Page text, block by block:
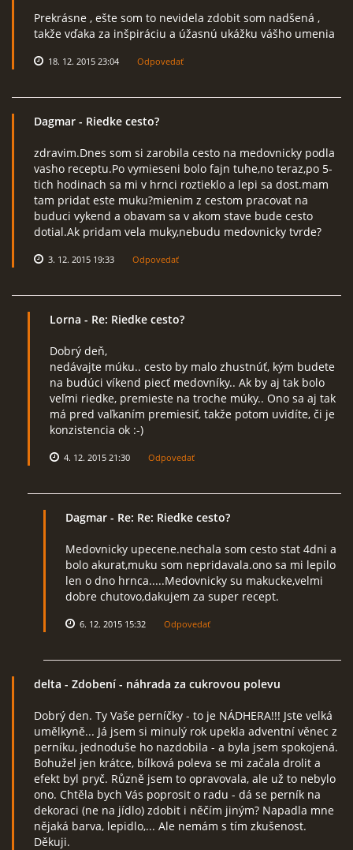
Prekrásne , ešte som to nevidela zdobit som nadšená ,
takže vďaka za inšpiráciu a úžasnú ukážku vášho umenia
18. 12. 2015 23:04 Odpovedať
Dagmar - Riedke cesto?
zdravim.Dnes som si zarobila cesto na medovnicky podla
vasho receptu.Po vymieseni bolo fajn tuhe,no teraz,po 5-
tich hodinach sa mi v hrnci roztieklo a lepi sa dost.mam
tam pridat este muku?mienim z cestom pracovat na
buduci vykend a obavam sa v akom stave bude cesto
dotial.Ak pridam vela muky,nebudu medovnicky tvrde?
3. 12. 2015 19:33 Odpovedať
Lorna - Re: Riedke cesto?
Dobrý deň,
nedávajte múku.. cesto by malo zhustnúť, kým budete
na budúci víkend piecť medovníky.. Ak by aj tak bolo
veľmi riedke, premieste na troche múky.. Ono sa aj tak
má pred vaľkaním premiesiť, takže potom uvidíte, či je
konzistencia ok :-)
4. 12. 2015 21:30 Odpovedať
Dagmar - Re: Re: Riedke cesto?
Medovnicky upecene.nechala som cesto stat 4dni a
bolo akurat,muku som nepridavala.ono sa mi lepilo
len o dno hrnca.....Medovnicky su makucke,velmi
dobre chutovo,dakujem za super recept.
6. 12. 2015 15:32 Odpovedať
delta - Zdobení - náhrada za cukrovou polevu
Dobrý den. Ty Vaše perníčky - to je NÁDHERA!!! Jste velká
umělkyně... Já jsem si minulý rok upekla adventní věnec z
perníku, jednoduše ho nazdobila - a byla jsem spokojená.
Bohužel jen krátce, bílková poleva se mi začala drolit a
efekt byl pryč. Různě jsem to opravovala, ale už to nebylo
ono. Chtěla bych Vás poprosit o radu - dá se perník na
dekoraci (ne na jídlo) zdobit i něčím jiným? Napadla mne
nějaká barva, lepidlo,... Ale nemám s tím zkušenost.
Děkuji.